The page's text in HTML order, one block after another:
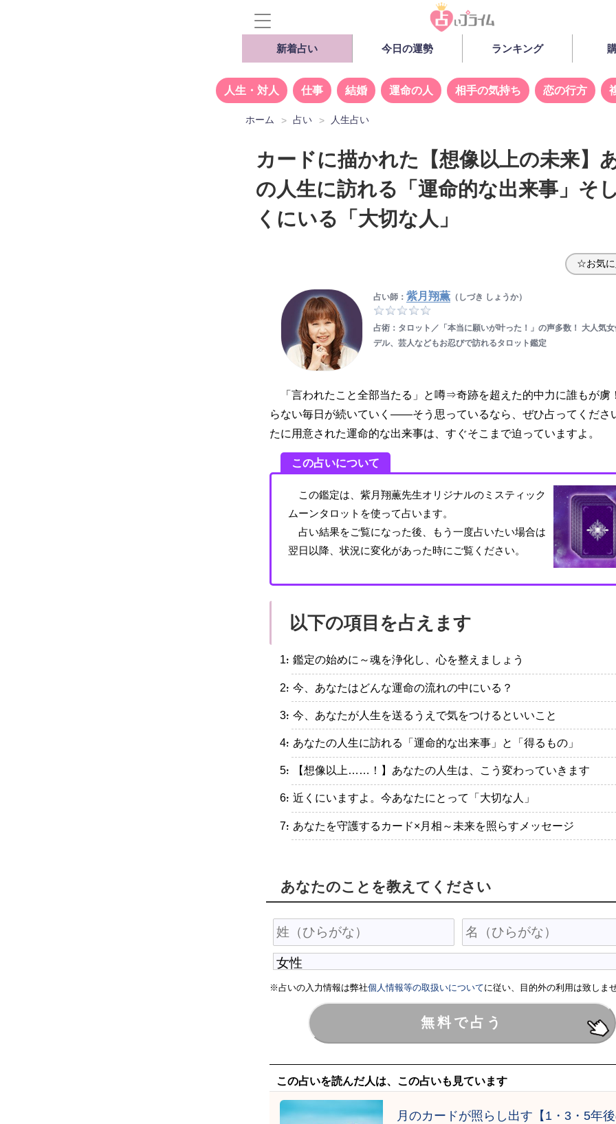
新着占い 今日の運勢 ランキング
人生・対人 仕事 結婚 運命の人 相手の気持ち 恋の行方
ホーム 占い 人生占い
カードに描かれた【想像以上の未来】
の人生に訪れる「運命的な出来事」そ
くにいる「大切な人」
☆お気に
占い師： 紫月翔薫（しづき しょうか）
占術：タロット／「本当に願いが叶った！」の声多数！ 大人気
デル、芸人などもお忍びで訪れるタロット鑑定
「言われたこと全部当たる」と噂⇒奇跡を超えた的中力に誰もが
らない毎日が続いていく――そう思っているなら、ぜひ占ってくださ
たに用意された運命的な出来事は、すぐそこまで迫っていますよ。
この占いについて
この鑑定は、紫月翔薫先生オリジナルのミスティック
ムーンタロットを使って占います。
占い結果をご覧になった後、もう一度占いたい場合は
翌日以降、状況に変化があった時にご覧ください。
以下の項目を占えます
・鑑定の始めに～魂を浄化し、心を整えましょう
・今、あなたはどんな運命の流れの中にいる？
・今、あなたが人生を送るうえで気をつけるといいこと
・あなたの人生に訪れる「運命的な出来事」と「得るもの」
・【想像以上……！】あなたの人生は、こう変わっていきます
・近くにいますよ。今あなたにとって「大切な人」
・あなたを守護するカード×月相～未来を照らすメッセージ
あなたのことを教えてください
※占いの入力情報は弊社個人情報等の取扱いについてに従い、目的外の利用は致しませ
この占いを読んだ人は、この占いも見ています
月のカードが照らし出す【1・3・5年